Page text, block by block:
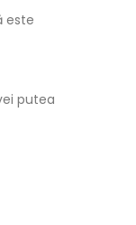
este
putea